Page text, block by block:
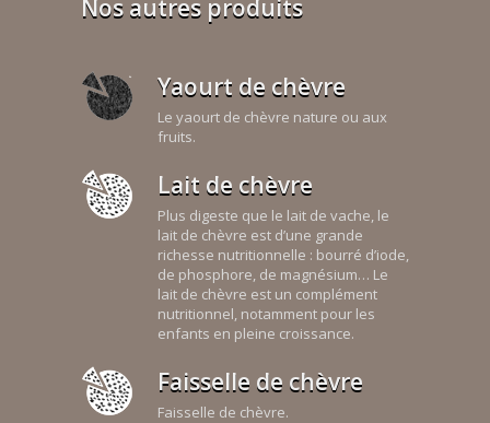
Nos autres produits
Yaourt de chèvre
Le yaourt de chèvre nature ou aux
fruits.
Lait de chèvre
Plus digeste que le lait de vache, le
lait de chèvre est d’une grande
richesse nutritionnelle : bourré d’iode,
de phosphore, de magnésium… Le
lait de chèvre est un complément
nutritionnel, notamment pour les
enfants en pleine croissance.
Faisselle de chèvre
Faisselle de chèvre.